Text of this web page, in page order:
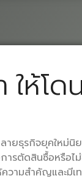
ให้โด
ายธุรกิจยุคใหม่นิ
ารตัดสินซื้อหรือ
วามสำคัญและมีเ